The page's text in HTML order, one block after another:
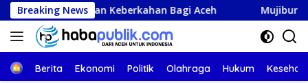
Langsung
ke
konten
Breaking News
Bagi Aceh Mujiburrahman Kembali Dilantik
Beranda
Berita Ekonomi Politik Olahraga Hukum